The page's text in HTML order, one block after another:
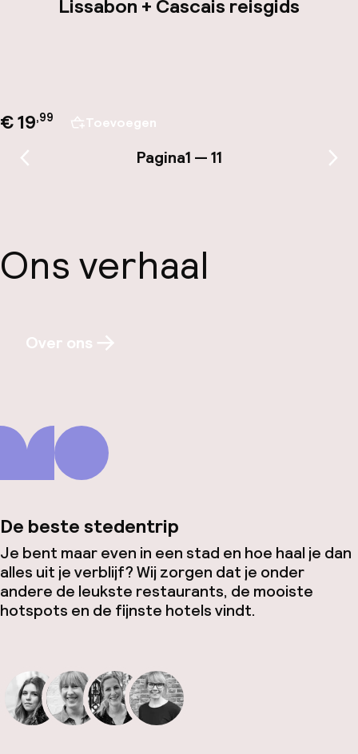
Lissabon + Cascais reisgids
€ 19,99 Toevoegen
Vorige pagina Pagina1 — 11
Ons verhaal
Over ons
De beste stedentrip
Je bent maar even in een stad en hoe haal je dan
alles uit je verblijf? Wij zorgen dat je onder
andere de leukste restaurants, de mooiste
hotspots en de fijnste hotels vindt.